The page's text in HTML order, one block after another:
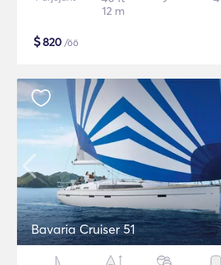
12 m
$820 /öö
Bavaria Cruiser 51